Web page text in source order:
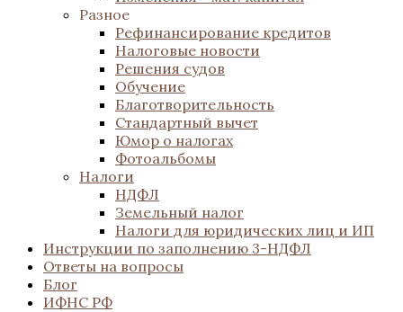
Разное
Рефинансирование кредитов
Налоговые новости
Решения судов
Обучение
Благотворительность
Стандартный вычет
Юмор о налогах
Фотоальбомы
Налоги
НДФЛ
Земельный налог
Налоги для юридических лиц и ИП
Инструкции по заполнению 3-НДФЛ
Ответы на вопросы
Блог
ИФНС РФ